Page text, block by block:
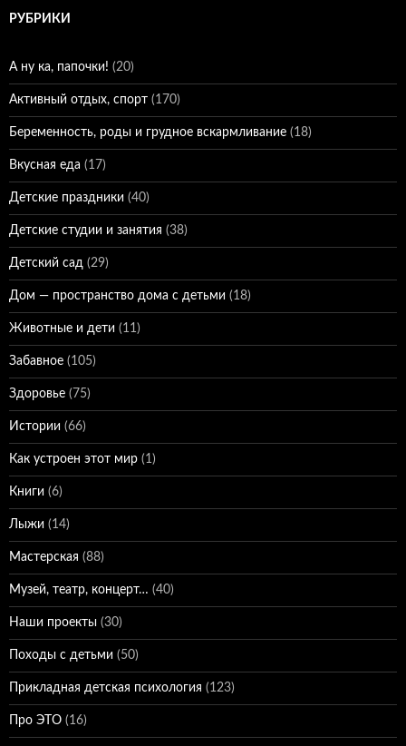
РУБРИКИ
А ну ка, папочки! (20)
Активный отдых, спорт (170)
Беременность, роды и грудное вскармливание (18)
Вкусная еда (17)
Детские праздники (40)
Детские студии и занятия (38)
Детский сад (29)
Дом — пространство дома с детьми (18)
Животные и дети (11)
Забавное (105)
Здоровье (75)
Истории (66)
Как устроен этот мир (1)
Книги (6)
Лыжи (14)
Мастерская (88)
Музей, театр, концерт… (40)
Наши проекты (30)
Походы с детьми (50)
Прикладная детская психология (123)
Про ЭТО (16)